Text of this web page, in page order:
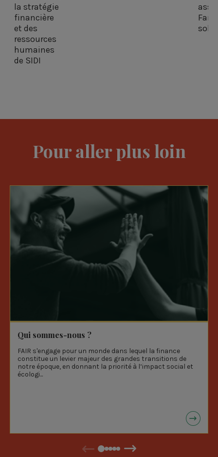
la stratégie
financière
et des
ressources
humaines
de SIDI
Pour aller plus loin
Qui sommes-nous ?
FAIR s'engage pour un monde dans lequel la finance
constitue un levier majeur des grandes transitions de
notre époque, en donnant la priorité à l’impact social et
écologi...
Précédent Suivant